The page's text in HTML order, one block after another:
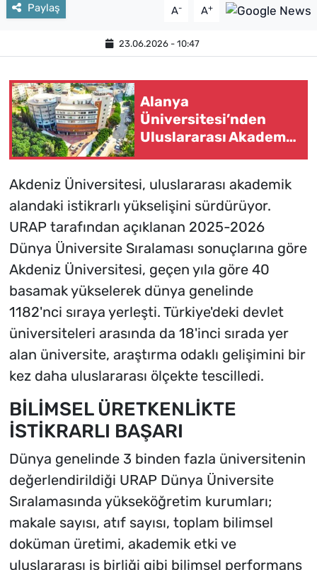
Paylaş A- A+
23.06.2026 - 10:47
Alanya
Üniversitesi’nden
Uluslararası Akademik
Akdeniz Üniversitesi, uluslararası akademik
alandaki istikrarlı yükselişini sürdürüyor.
URAP tarafından açıklanan 2025-2026
Dünya Üniversite Sıralaması sonuçlarına göre
Akdeniz Üniversitesi, geçen yıla göre 40
basamak yükselerek dünya genelinde
1182'nci sıraya yerleşti. Türkiye'deki devlet
üniversiteleri arasında da 18'inci sırada yer
alan üniversite, araştırma odaklı gelişimini bir
kez daha uluslararası ölçekte tescilledi.
BİLİMSEL ÜRETKENLİKTE
İSTİKRARLI BAŞARI
Dünya genelinde 3 binden fazla üniversitenin
değerlendirildiği URAP Dünya Üniversite
Sıralamasında yükseköğretim kurumları;
makale sayısı, atıf sayısı, toplam bilimsel
doküman üretimi, akademik etki ve
uluslararası iş birliği gibi bilimsel performans